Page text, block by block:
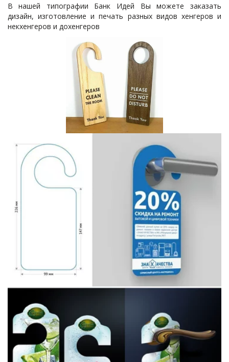
Описание должно быть
кратким, но информативным
В нашей типографии Банк Идей Вы можете заказать
дизайн, изготовление и печать разных видов хенгеров и
некхенгеров и дохенгеров